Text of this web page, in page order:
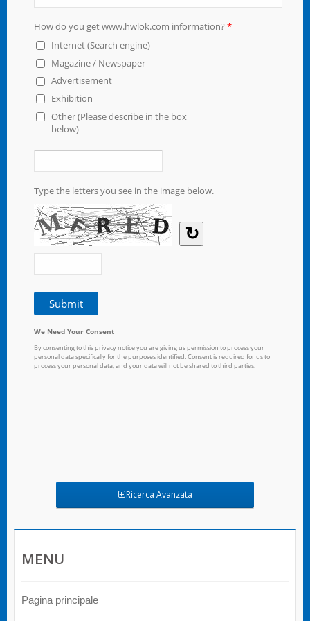
Ricerca Avanzata
MENU
Pagina principale